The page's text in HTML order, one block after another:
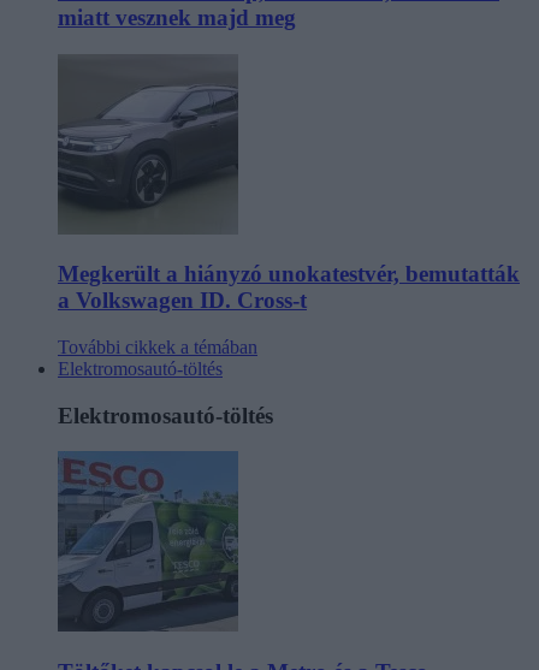
miatt vesznek majd meg
Megkerült a hiányzó unokatestvér, bemutatták
a Volkswagen ID. Cross-t
További cikkek a témában
Elektromosautó-töltés
Elektromosautó-töltés